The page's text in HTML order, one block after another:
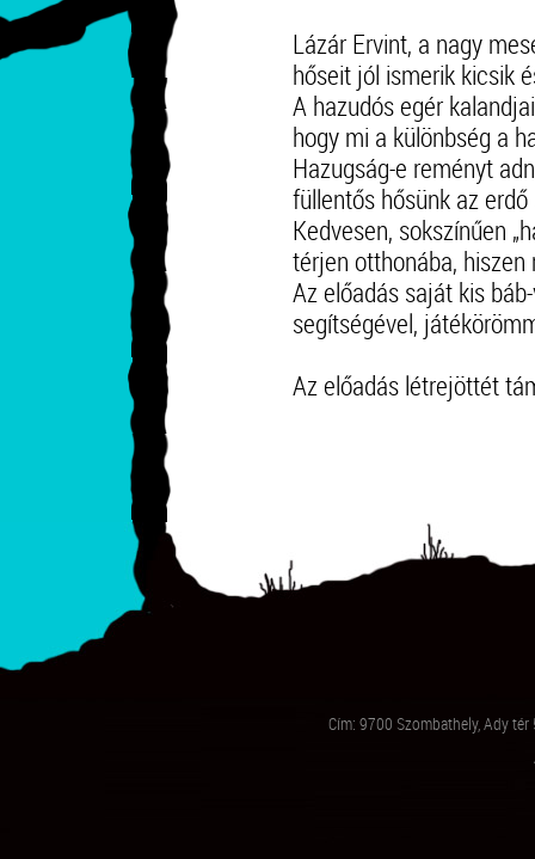
Lázár Ervint, a nagy
hőseit jól ismerik kicsik
A hazudós egér
hogy mi a különbség a
Hazugság-e reményt
füllentős hősünk az
Kedvesen, sokszínűen
térjen otthonába,
Az előadás saját kis
segítségével,
Az előadás létrejöttét
Cím: 9700 Szombathely, Ady